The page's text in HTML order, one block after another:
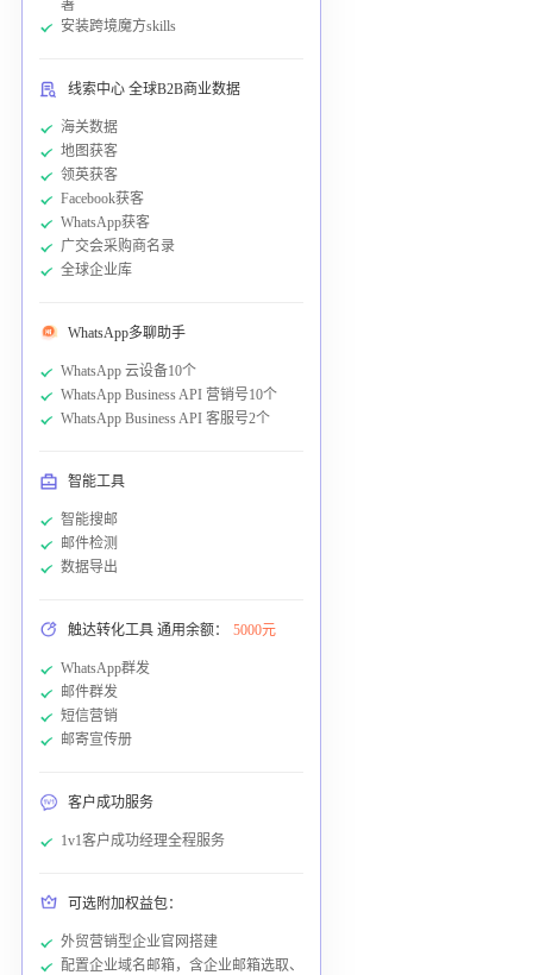
署
安装跨境魔方skills
线索中心 全球B2B商业数据
海关数据
地图获客
领英获客
Facebook获客
WhatsApp获客
广交会采购商名录
全球企业库
WhatsApp多聊助手
WhatsApp 云设备10个
WhatsApp Business API 营销号10个
WhatsApp Business API 客服号2个
智能工具
智能搜邮
邮件检测
数据导出
触达转化工具 通用余额： 5000元
WhatsApp群发
邮件群发
短信营销
邮寄宣传册
客户成功服务
1v1客户成功经理全程服务
可选附加权益包：
外贸营销型企业官网搭建
配置企业域名邮箱，含企业邮箱选取、